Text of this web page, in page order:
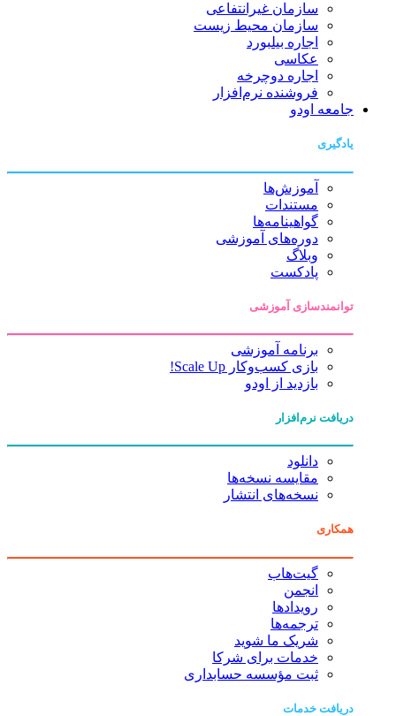
سازمان غیرانتفاعی
سازمان محیط زیست
اجاره بیلبورد
عکاسی
اجاره دوچرخه
فروشنده نرم‌افزار
جامعه اودو
یادگیری
آموزش‌ها
مستندات
گواهینامه‌ها
دوره‌های آموزشی
وبلاگ
پادکست
توانمندسازی آموزشی
برنامه آموزشی
بازی کسب‌وکار Scale Up!
بازدید از اودو
دریافت نرم‌افزار
دانلود
مقایسه نسخه‌ها
نسخه‌های انتشار
همکاری
گیت‌هاب
انجمن
رویدادها
ترجمه‌ها
شریک ما شوید
خدمات برای شرکا
ثبت مؤسسه حسابداری
دریافت خدمات